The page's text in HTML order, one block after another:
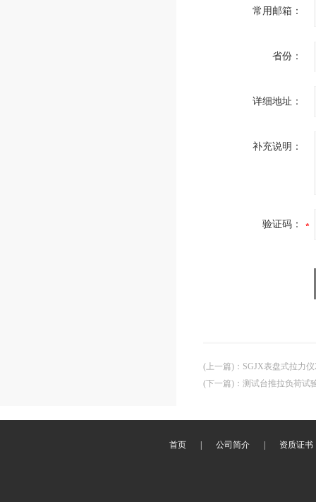
常用邮箱：
省份：
详细地址：
补充说明：
验证码：
(上一篇) ： SGJX表盘式拉力
(下一篇) ： 测试台推拉负荷试
首页 公司简介 资质证书